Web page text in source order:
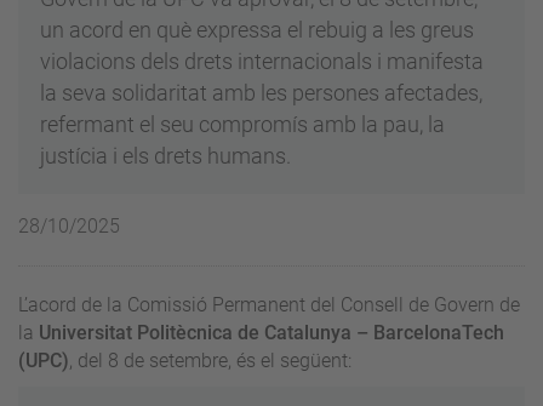
un acord en què expressa el rebuig a les greus
violacions dels drets internacionals i manifesta
la seva solidaritat amb les persones afectades,
refermant el seu compromís amb la pau, la
justícia i els drets humans.
28/10/2025
L’acord de la Comissió Permanent del Consell de Govern de
la Universitat Politècnica de Catalunya – BarcelonaTech
(UPC), del 8 de setembre, és el següent: